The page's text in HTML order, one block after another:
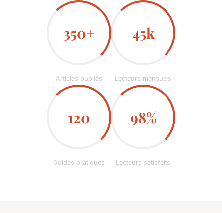
350+
Articles publiés
45k
Lecteurs mensuels
120
Guides pratiques
98%
Lecteurs satisfaits